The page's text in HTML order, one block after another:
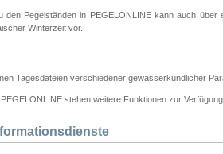
den Pegelständen in PEGELONLINE kann auch über
Winterzeit vor.
Tagesdateien verschiedener gewässerkundlicher
stehen weitere Funktionen zur Verfügung.